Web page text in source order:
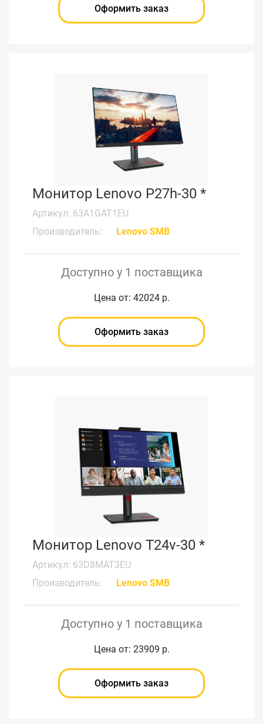
Оформить заказ
Монитор Lenovo P27h-30 *
Артикул: 63A1GAT1EU
Производитель:
Lenovo SMB
Доступно у 1 поставщика
Цена от: 42024 р.
Оформить заказ
Монитор Lenovo T24v-30 *
Артикул: 63D8MAT3EU
Производитель:
Lenovo SMB
Доступно у 1 поставщика
Цена от: 23909 р.
Оформить заказ